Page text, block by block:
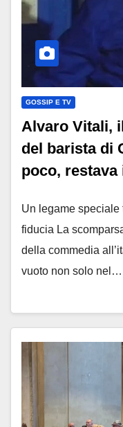
GOSSIP E TV
Alvaro Vitali,
del barista di
poco, restava
Un legame speciale
fiducia La
della commedia
vuoto non solo nel…